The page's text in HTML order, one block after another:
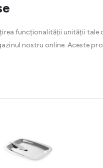
funcționalității unității tale
nostru online. Aceste